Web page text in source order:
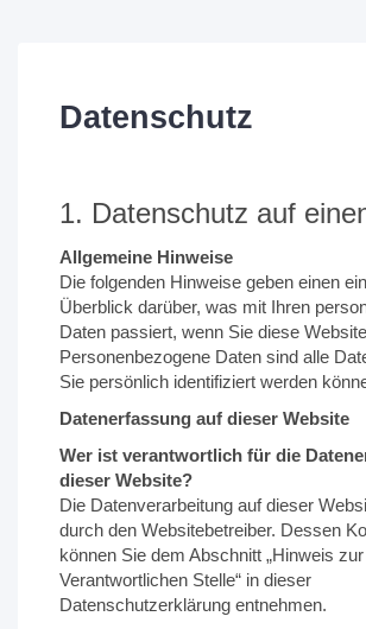
Datenschutz
1. Datenschutz auf
Allgemeine Hinweise
Die folgenden Hinweise geben einen
Überblick darüber, was mit Ihren
Daten passiert, wenn Sie diese
Personenbezogene Daten sind alle
Sie persönlich identifiziert werden
Datenerfassung auf dieser Website
Wer ist verantwortlich für die
dieser Website?
Die Datenverarbeitung auf dieser
durch den Websitebetreiber. Dessen
können Sie dem Abschnitt „Hinweis zur
Verantwortlichen Stelle“ in dieser
Datenschutzerklärung entnehmen.